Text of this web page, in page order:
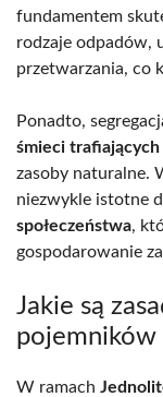
fundamentem
rodzaje odpadów,
przetwarzania, co
Ponadto,
śmieci
zasoby naturalne.
niezwykle istotne
społeczeństwa,
gospodarowanie
Jakie są
pojemników
W ramach